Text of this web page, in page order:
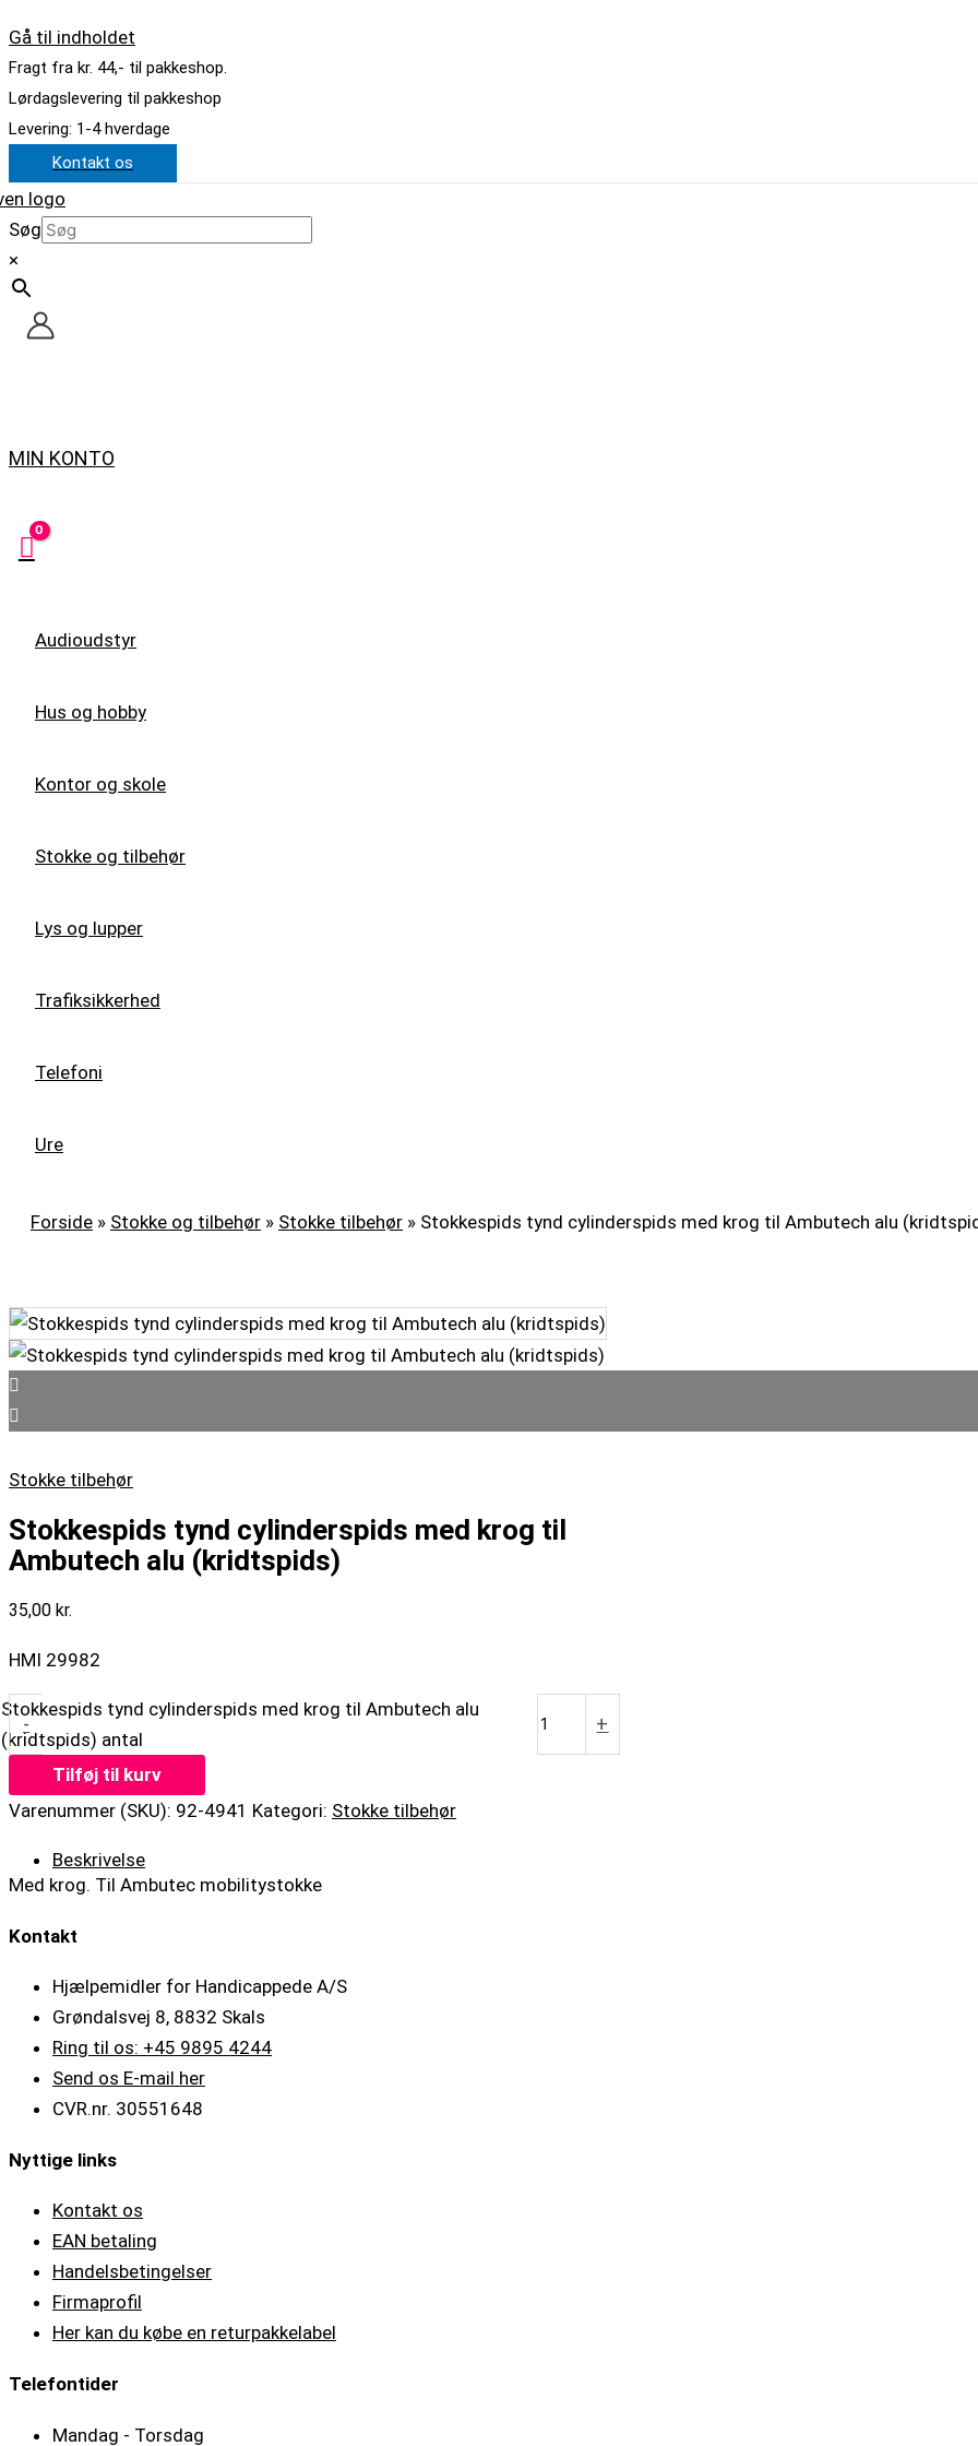
Gå til indholdet
Fragt fra kr. 44,- til pakkeshop.
Lørdagslevering til pakkeshop
Levering: 1-4 hverdage
Kontakt os
Søg
×
MIN KONTO
Audioudstyr
Hus og hobby
Kontor og skole
Stokke og tilbehør
Lys og lupper
Trafiksikkerhed
Telefoni
Ure
Forside » Stokke og tilbehør » Stokke tilbehør » Stokkespids tynd cylinderspids med krog til Ambutech alu
Stokke tilbehør
Stokkespids tynd cylinderspids med krog til
Ambutech alu (kridtspids)
35,00 kr.
HMI 29982
-
Stokkespids tynd cylinderspids med krog til Ambutech alu
(kridtspids) antal
+
Tilføj til kurv
Varenummer (SKU): 92-4941 Kategori: Stokke tilbehør
Beskrivelse
Med krog. Til Ambutec mobilitystokke
Kontakt
Hjælpemidler for Handicappede A/S
Grøndalsvej 8, 8832 Skals
Ring til os: +45 9895 4244
Send os E-mail her
CVR.nr. 30551648
Nyttige links
Kontakt os
EAN betaling
Handelsbetingelser
Firmaprofil
Her kan du købe en returpakkelabel
Telefontider
Mandag - Torsdag